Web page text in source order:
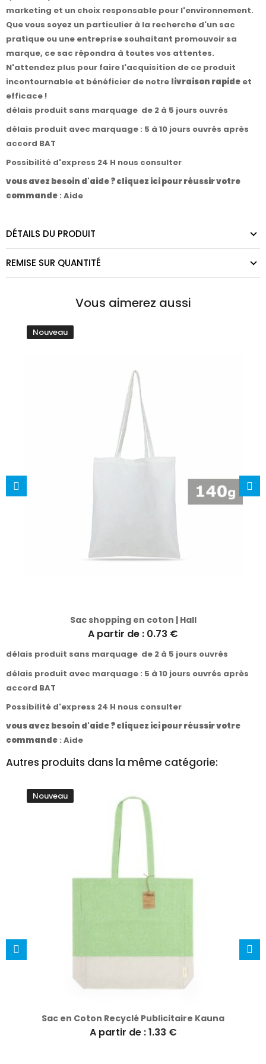
marketing et un choix responsable pour l'environnement.
Que vous soyez un particulier à la recherche d'un sac
pratique ou une entreprise souhaitant promouvoir sa
marque, ce sac répondra à toutes vos attentes.
N'attendez plus pour faire l'acquisition de ce produit
incontournable et bénéficier de notre livraison rapide et
efficace !
délais produit sans marquage de 2 à 5 jours ouvrés
délais produit avec marquage : 5 à 10 jours ouvrés après
accord BAT
Possibilité d'express 24 H nous consulter
vous avez besoin d'aide ? cliquez ici pour réussir votre
commande : Aide
DÉTAILS DU PRODUIT
REMISE SUR QUANTITÉ
Vous aimerez aussi
Nouveau
Sac shopping en coton | Hall
A partir de : 0.73 €
délais produit sans marquage de 2 à 5 jours ouvrés
délais produit avec marquage : 5 à 10 jours ouvrés après
accord BAT
Possibilité d'express 24 H nous consulter
vous avez besoin d'aide ? cliquez ici pour réussir votre
commande : Aide
Autres produits dans la même catégorie:
Nouveau
Sac en Coton Recyclé Publicitaire Kauna
A partir de : 1.33 €